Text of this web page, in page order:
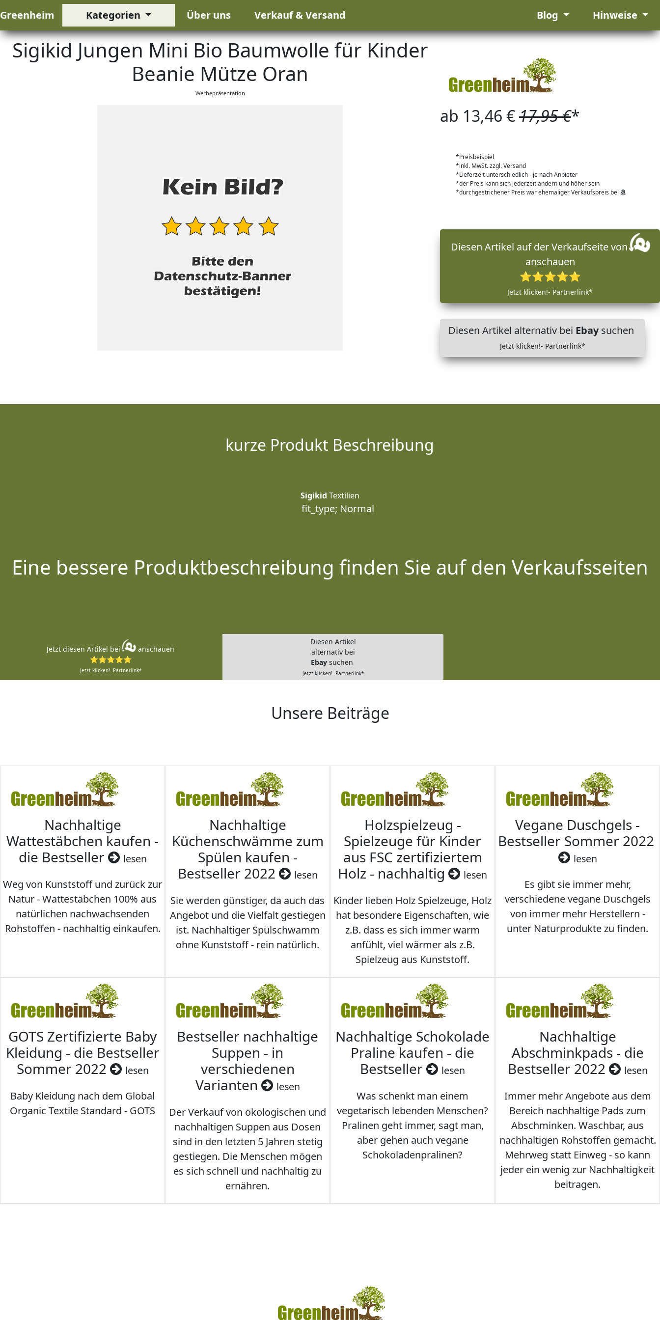
Greenheim Kategorien Über uns Verkauf & Versand Blog Hinweise
Sigikid Jungen Mini Bio Baumwolle für Kinder
Beanie Mütze Oran
Werbepräsentation
ab 13,46 €17,95 €*
*Preisbeispiel
*inkl. MwSt. zzgl. Versand
*Lieferzeit unterschiedlich - je nach Anbieter
*der Preis kann sich jederzeit ändern und höher sein
*durchgestrichener Preis war ehemaliger Verkaufspreis bei
Diesen Artikel auf der Verkaufseite von
anschauen
⭐⭐⭐⭐⭐
Jetzt klicken!- Partnerlink*
Diesen Artikel alternativ bei Ebaysuchen
Jetzt klicken!- Partnerlink*
kurze Produkt Beschreibung
Sigikid Textilien
fit_type; Normal
Eine bessere Produktbeschreibung finden Sie auf den Verkaufsseiten
Jetzt diesen Artikel bei
anschauen
⭐⭐⭐⭐⭐
Jetzt klicken!- Partnerlink*
Diesen Artikel
alternativ bei
Ebay suchen
Jetzt klicken!- Partnerlink*
Unsere Beiträge
Nachhaltige
Wattestäbchen kaufen -
die Bestseller
lesen
Weg von Kunststoff und zurück zur
Natur - Wattestäbchen 100% aus
natürlichen nachwachsenden
Rohstoffen - nachhaltig einkaufen.
Nachhaltige
Küchenschwämme zum
Spülen kaufen -
Bestseller 2022
lesen
Sie werden günstiger, da auch das
Angebot und die Vielfalt gestiegen
ist. Nachhaltiger Spülschwamm
ohne Kunststoff - rein natürlich.
Holzspielzeug -
Spielzeuge für Kinder
aus FSC zertifiziertem
Holz - nachhaltig
lesen
Kinder lieben Holz Spielzeuge, Holz
hat besondere Eigenschaften, wie
z.B. dass es sich immer warm
anfühlt, viel wärmer als z.B.
Spielzeug aus Kunststoff.
Vegane Duschgels -
Bestseller Sommer 2022
lesen
Es gibt sie immer mehr,
verschiedene vegane Duschgels
von immer mehr Herstellern -
unter Naturprodukte zu finden.
GOTS Zertifizierte Baby
Kleidung - die Bestseller
Sommer 2022
lesen
Baby Kleidung nach dem Global
Organic Textile Standard - GOTS
Bestseller nachhaltige
Suppen - in
verschiedenen
Varianten
lesen
Der Verkauf von ökologischen und
nachhaltigen Suppen aus Dosen
sind in den letzten 5 Jahren stetig
gestiegen. Die Menschen mögen
es sich schnell und nachhaltig zu
ernähren.
Nachhaltige Schokolade
Praline kaufen - die
Bestseller
lesen
Was schenkt man einem
vegetarisch lebenden Menschen?
Pralinen geht immer, sagt man,
aber gehen auch vegane
Schokoladenpralinen?
Nachhaltige
Abschminkpads - die
Bestseller 2022
lesen
Immer mehr Angebote aus dem
Bereich nachhaltige Pads zum
Abschminken. Waschbar, aus
nachhaltigen Rohstoffen gemacht.
Mehrweg statt Einweg - so kann
jeder ein wenig zur Nachhaltigkeit
beitragen.